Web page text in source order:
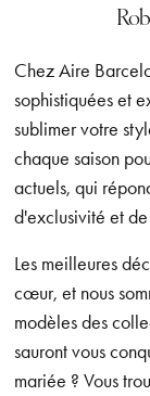
Chez Aire
sophistiquées et
sublimer votre
chaque saison
actuels, qui
d'exclusivité et
Les meilleures
cœur, et nous
modèles des
sauront vous
mariée ? Vous